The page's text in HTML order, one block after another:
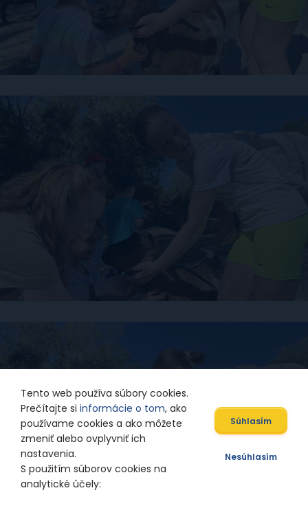
Tento web používa súbory cookies.
Prečítajte si informácie o tom, ako
používame cookies a ako môžete
zmeniť alebo ovplyvniť ich
nastavenia.
S použitím súborov cookies na
analytické účely:
Súhlasím
Nesúhlasím